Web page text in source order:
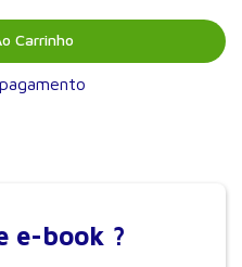
de Viviane Louise Andrée
Molecular pela EPM-Unifesp.
Departamento de
of University of Miami,
Carrinho
e-book ?